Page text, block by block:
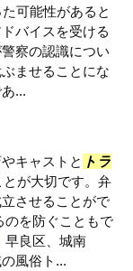
可能性があると
バイスを受ける
察の認識につい
ませることにな
...
キャストと トラ
とが大切です。弁
させることがで
のを防ぐこともで
早良区、城南
風俗ト...